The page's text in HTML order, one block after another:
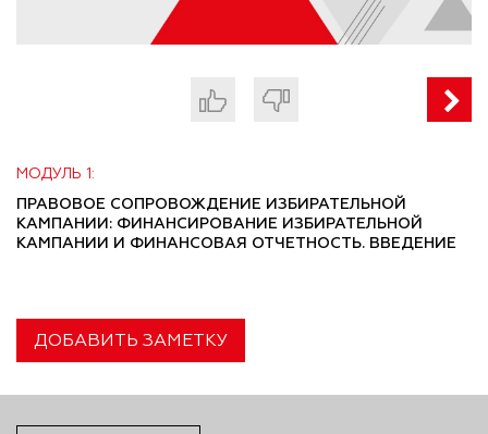
МОДУЛЬ 1:
ПРАВОВОЕ СОПРОВОЖДЕНИЕ ИЗБИРАТЕЛЬНОЙ
КАМПАНИИ: ФИНАНСИРОВАНИЕ ИЗБИРАТЕЛЬНОЙ
КАМПАНИИ И ФИНАНСОВАЯ ОТЧЕТНОСТЬ. ВВЕДЕНИЕ
ДОБАВИТЬ ЗАМЕТКУ